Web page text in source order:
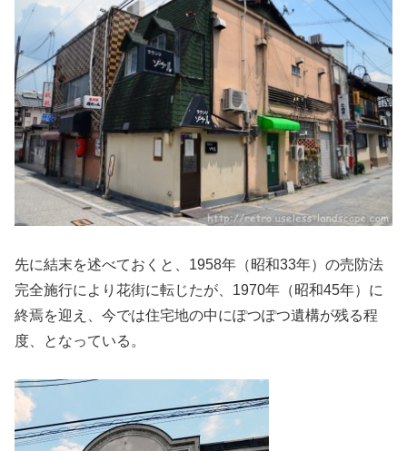
先に結末を述べておくと、1958年（昭和33年）の売防法
完全施行により花街に転じたが、1970年（昭和45年）に
終焉を迎え、今では住宅地の中にぽつぽつ遺構が残る程
度、となっている。